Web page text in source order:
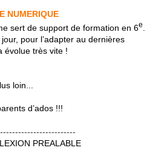
NUMERIQUE
sert de support de formation en 6e
pour l’adapter au dernières
évolue très vite !
loin...
d’ados !!!
PREALABLE